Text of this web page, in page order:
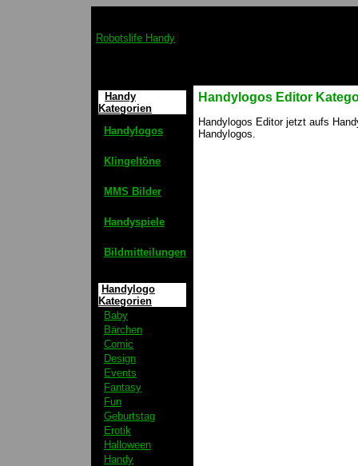
Robotslife Handy
Handy
Kategorien
Handylogos
Klingeltöne
MMS Bilder
Handyspiele
Bildmitteilungen
Handylogo
Kategorien
Baby
Bärchen
Comic
Design
Events
Fantasy
Fun
Geburtstag
Erotik
Halloween
Handy
Handylogos Editor
Handylogos Editor jetzt aufs
Handylogos.